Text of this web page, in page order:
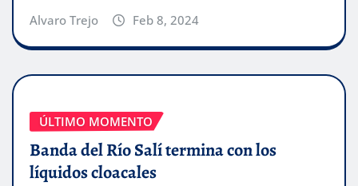
Alvaro Trejo Feb 8, 2024
ÚLTIMO MOMENTO
Banda del Río Salí termina con los
líquidos cloacales